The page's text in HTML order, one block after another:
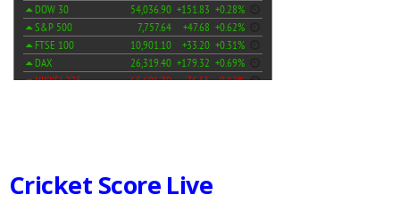
Cricket Score Live